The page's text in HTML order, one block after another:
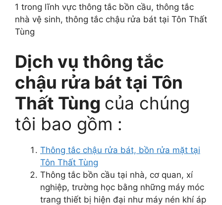
1 trong lĩnh vực thông tắc bồn cầu, thông tắc
nhà vệ sinh, thông tắc chậu rửa bát tại Tôn Thất
Tùng
Dịch vụ thông tắc
chậu rửa bát tại Tôn
Thất Tùng của chúng
tôi bao gồm :
Thông tắc chậu rửa bát, bồn rửa mặt tại
Tôn Thất Tùng
Thông tắc bồn cầu tại nhà, cơ quan, xí
nghiệp, trường học bằng những máy móc
trang thiết bị hiện đại như máy nén khí áp